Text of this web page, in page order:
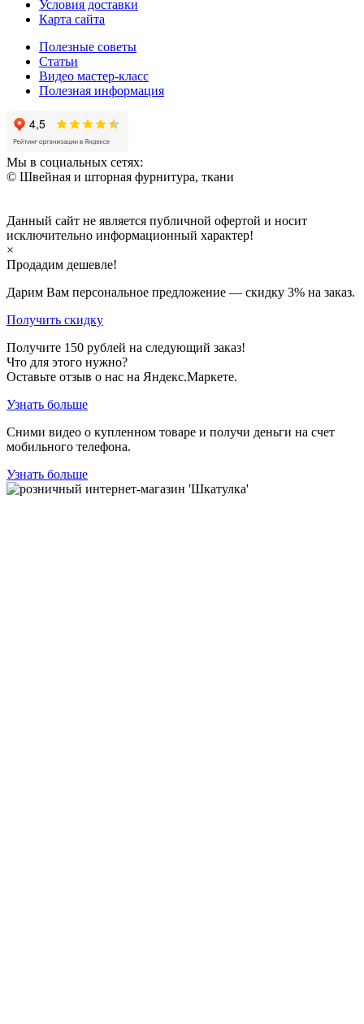
Условия доставки
Карта сайта
Полезные советы
Статьи
Видео мастер-класс
Полезная информация
Мы в социальных сетях:
© Швейная и шторная фурнитура, ткани
Данный сайт не является публичной офертой и носит
исключительно информационный характер!
×
Продадим дешевле!
Дарим Вам персональное предложение — скидку 3% на заказ.
Получить скидку
Получите 150 рублей на следующий заказ!
Что для этого нужно?
Оставьте отзыв о нас на Яндекс.Маркете.
Узнать больше
Сними видео о купленном товаре и получи деньги на счет
мобильного телефона.
Узнать больше